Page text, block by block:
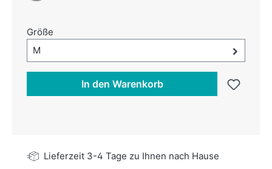
Blau
Größe
Größe-Auswahl öffnen, aktuell ausgewählt:
M
In den Warenkorb
Lieferzeit 3-4 Tage zu Ihnen nach Hause